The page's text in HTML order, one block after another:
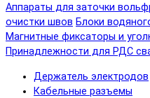
Аппараты для заточки
очистки швов Блоки
Магнитные фиксаторы и
Принадлежности для РДС
Держатель электродов
Кабельные разъемы